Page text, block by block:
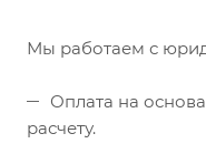
Мы работаем с
Оплата на
расчету.